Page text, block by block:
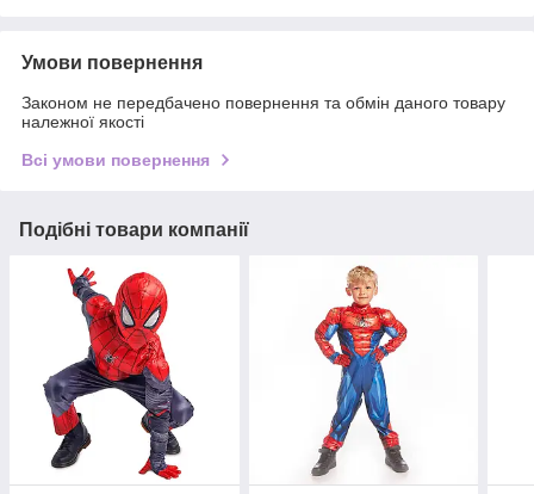
Умови повернення
Законом не передбачено повернення та обмін даного товару
належної якості
Всі умови повернення
Подібні товари компанії